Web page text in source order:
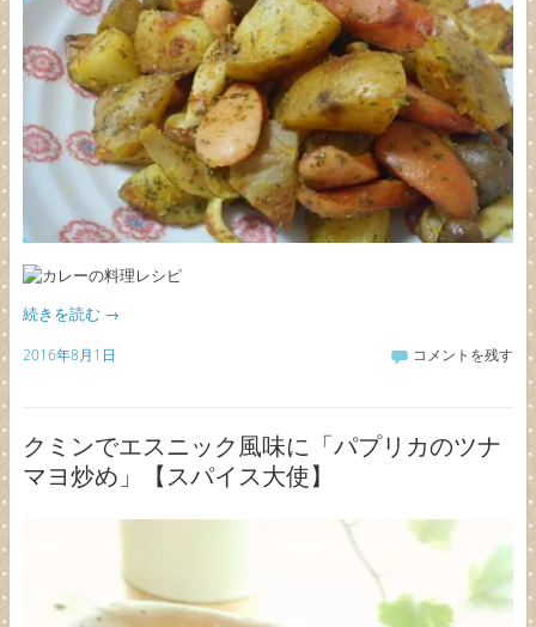
続きを読む →
2016年8月1日 コメントを残す
クミンでエスニック風味に「パプリカのツナ
マヨ炒め」【スパイス大使】